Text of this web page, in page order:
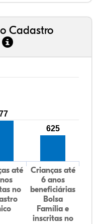
Cadastro
até
no
Crianças até
6 anos
beneficiárias
Bolsa
Família e
inscritas no
625